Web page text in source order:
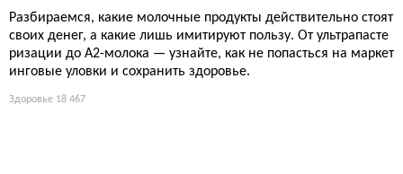
Разбираемся, какие молочные продукты действительно стоят
своих денег, а какие лишь имитируют пользу. От ультрапасте
ризации до А2-молока — узнайте, как не попасться на маркет
инговые уловки и сохранить здоровье.
Здоровье 18 467